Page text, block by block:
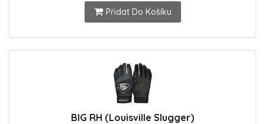
Přidat Do Košíku
BIG RH (Louisville Slugger)